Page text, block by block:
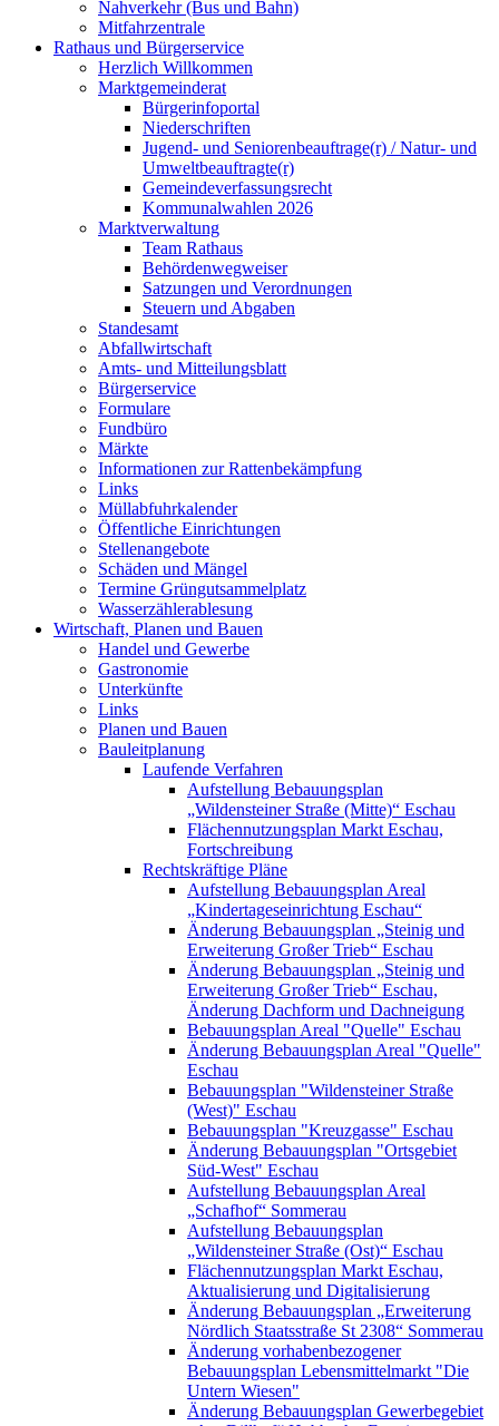
Nahverkehr (Bus und Bahn)
Mitfahrzentrale
Rathaus und Bürgerservice
Herzlich Willkommen
Marktgemeinderat
Bürgerinfoportal
Niederschriften
Jugend- und Seniorenbeauftrage(r) / Natur- und
Umweltbeauftragte(r)
Gemeindeverfassungsrecht
Kommunalwahlen 2026
Marktverwaltung
Team Rathaus
Behördenwegweiser
Satzungen und Verordnungen
Steuern und Abgaben
Standesamt
Abfallwirtschaft
Amts- und Mitteilungsblatt
Bürgerservice
Formulare
Fundbüro
Märkte
Informationen zur Rattenbekämpfung
Links
Müllabfuhrkalender
Öffentliche Einrichtungen
Stellenangebote
Schäden und Mängel
Termine Grüngutsammelplatz
Wasserzählerablesung
Wirtschaft, Planen und Bauen
Handel und Gewerbe
Gastronomie
Unterkünfte
Links
Planen und Bauen
Bauleitplanung
Laufende Verfahren
Aufstellung Bebauungsplan
„Wildensteiner Straße (Mitte)“ Eschau
Flächennutzungsplan Markt Eschau,
Fortschreibung
Rechtskräftige Pläne
Aufstellung Bebauungsplan Areal
„Kindertageseinrichtung Eschau“
Änderung Bebauungsplan „Steinig und
Erweiterung Großer Trieb“ Eschau
Änderung Bebauungsplan „Steinig und
Erweiterung Großer Trieb“ Eschau,
Änderung Dachform und Dachneigung
Bebauungsplan Areal "Quelle" Eschau
Änderung Bebauungsplan Areal "Quelle"
Eschau
Bebauungsplan "Wildensteiner Straße
(West)" Eschau
Bebauungsplan "Kreuzgasse" Eschau
Änderung Bebauungsplan "Ortsgebiet
Süd-West" Eschau
Aufstellung Bebauungsplan Areal
„Schafhof“ Sommerau
Aufstellung Bebauungsplan
„Wildensteiner Straße (Ost)“ Eschau
Flächennutzungsplan Markt Eschau,
Aktualisierung und Digitalisierung
Änderung Bebauungsplan „Erweiterung
Nördlich Staatsstraße St 2308“ Sommerau
Änderung vorhabenbezogener
Bebauungsplan Lebensmittelmarkt "Die
Untern Wiesen"
Änderung Bebauungsplan Gewerbegebiet